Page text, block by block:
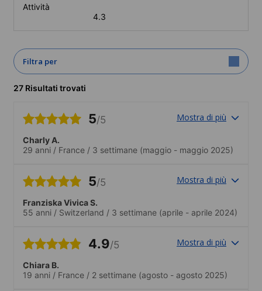
Attività
4.3
Filtra per
27 Risultati trovati
5/5 Mostra di più
Charly A.
29 anni / France / 3 settimane (maggio - maggio 2025)
5/5 Mostra di più
Franziska Vivica S.
55 anni / Switzerland / 3 settimane (aprile - aprile 2024)
4.9/5 Mostra di più
Chiara B.
19 anni / France / 2 settimane (agosto - agosto 2025)